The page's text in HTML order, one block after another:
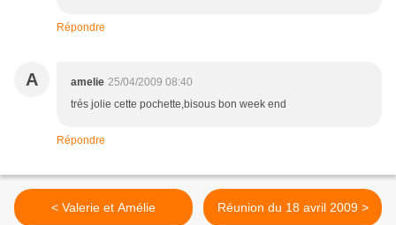
Répondre
A amelie 25/04/2009 08:40
trés jolie cette pochette,bisous bon week end
Répondre
< Valerie et Amélie Réunion du 18 avril 2009 >